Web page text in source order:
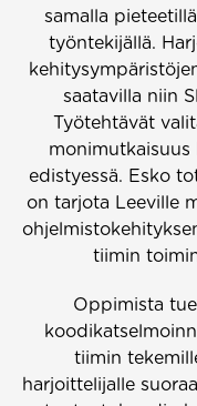
samalla
työntekijällä.
saatavilla niin
Työtehtävät
monimutkaisuus
edistyessä. Esko
on tarjota Leeville
tiimin
Oppimista
tiimin
harjoittelijalle